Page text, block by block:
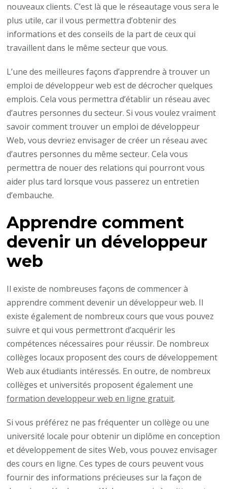
nouveaux clients. C’est là que le réseautage vous sera le
plus utile, car il vous permettra d’obtenir des
informations et des conseils de la part de ceux qui
travaillent dans le même secteur que vous.
L’une des meilleures façons d’apprendre à trouver un
emploi de développeur web est de décrocher quelques
emplois. Cela vous permettra d’établir un réseau avec
d’autres personnes du secteur. Si vous voulez vraiment
savoir comment trouver un emploi de développeur
Web, vous devriez envisager de créer un réseau avec
d’autres personnes du même secteur. Cela vous
permettra de nouer des relations qui pourront vous
aider plus tard lorsque vous passerez un entretien
d’embauche.
Apprendre comment
devenir un développeur
web
Il existe de nombreuses façons de commencer à
apprendre comment devenir un développeur web. Il
existe également de nombreux cours que vous pouvez
suivre et qui vous permettront d’acquérir les
compétences nécessaires pour réussir. De nombreux
collèges locaux proposent des cours de développement
Web aux étudiants intéressés. En outre, de nombreux
collèges et universités proposent également une
formation developpeur web en ligne gratuit.
Si vous préférez ne pas fréquenter un collège ou une
université locale pour obtenir un diplôme en conception
et développement de sites Web, vous pouvez envisager
des cours en ligne. Ces types de cours peuvent vous
fournir des informations précieuses sur la façon de